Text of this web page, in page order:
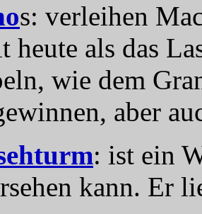
s: verleihen
heute als das
wie dem
aber
: ist ein
kann. Er